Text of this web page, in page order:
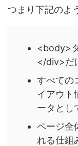
つまり下記のよ
<body>
</div>だ
すべての
イアウ
ータとし
ページ全
れる仕組